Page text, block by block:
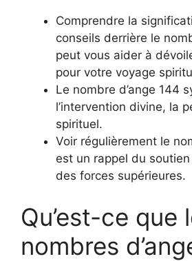
Comprendre la
conseils derrière le
peut vous aider à
pour votre voyage
Le nombre d’ange 144
l’intervention divine, la
spirituel.
Voir régulièrement le
est un rappel du
des forces supérieures.
Qu’est-ce que
nombres